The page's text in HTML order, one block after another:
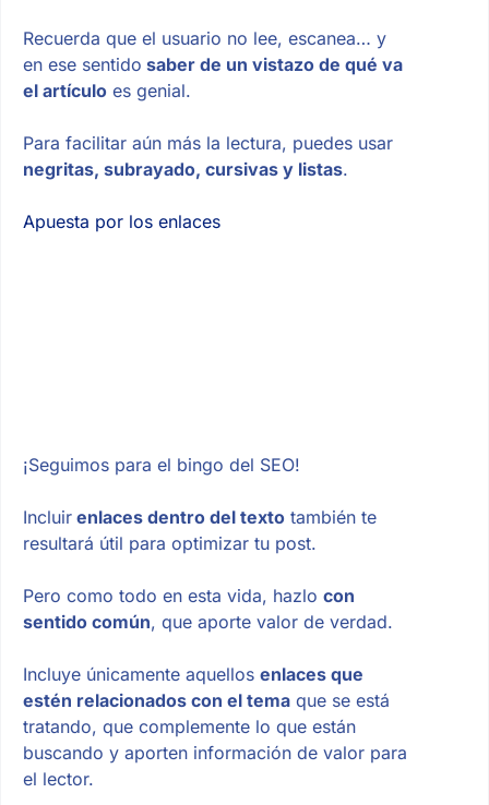
Recuerda que el usuario no lee, escanea… y
en ese sentido saber de un vistazo de qué va
el artículoes genial.
Para facilitar aún más la lectura, puedes usar
negritas, subrayado, cursivas y listas.
Apuesta por los enlaces
¡Seguimos para el bingo del SEO!
Incluirenlaces dentro del textotambién te
resultará útil para optimizar tu post.
Pero como todo en esta vida, hazlo con
sentido común, que aporte valor de verdad.
Incluye únicamente aquellos enlaces que
estén relacionados con el temaque se está
tratando, que complemente lo que están
buscando y aporten información de valor para
el lector.